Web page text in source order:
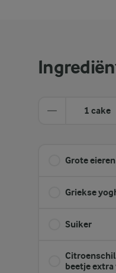
1 cake
Grote eieren
Griekse
Suiker
beetje